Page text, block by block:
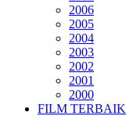
2006
2005
2004
2003
2002
2001
2000
FILM TERBAIK